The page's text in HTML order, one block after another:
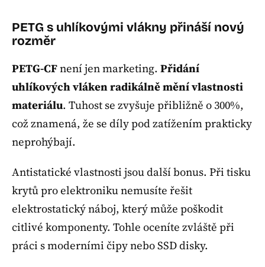
PETG s uhlíkovými vlákny přináší nový
rozměr
PETG-CFnení jen marketing. Přidání
uhlíkových vláken radikálně mění vlastnosti
materiálu. Tuhost se zvyšuje přibližně o 300%,
což znamená, že se díly pod zatížením prakticky
neprohýbají.
Antistatické vlastnosti jsou další bonus. Při tisku
krytů pro elektroniku nemusíte řešit
elektrostatický náboj, který může poškodit
citlivé komponenty. Tohle oceníte zvláště při
práci s moderními čipy nebo SSD disky.